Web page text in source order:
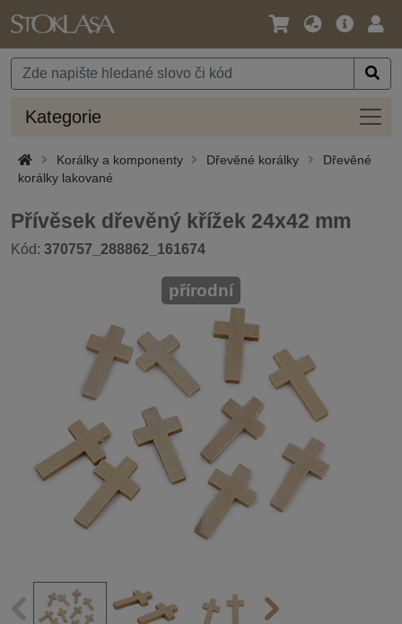
Jazyk
Měna
Hlavní
Kategorie
Korálky a komponenty Dřevěné korálky
Dřevěné
korálky lakované
Přívěsek dřevěný křížek 24x42 mm
Kód: 370757_288862_161674
přírodní